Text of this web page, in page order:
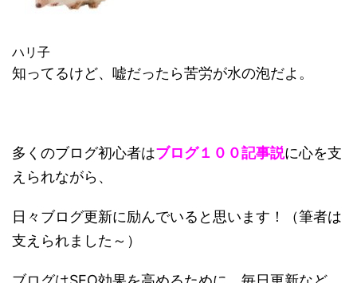
ハリ子
知ってるけど、嘘だったら苦労が水の泡だよ。
多くのブログ初心者はブログ１００記事説に心を支
えられながら、
日々ブログ更新に励んでいると思います！（筆者は
支えられました～）